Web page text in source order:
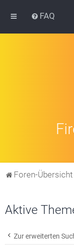
FAQ
Foren-Übersicht
Aktive
Zur erweiterten